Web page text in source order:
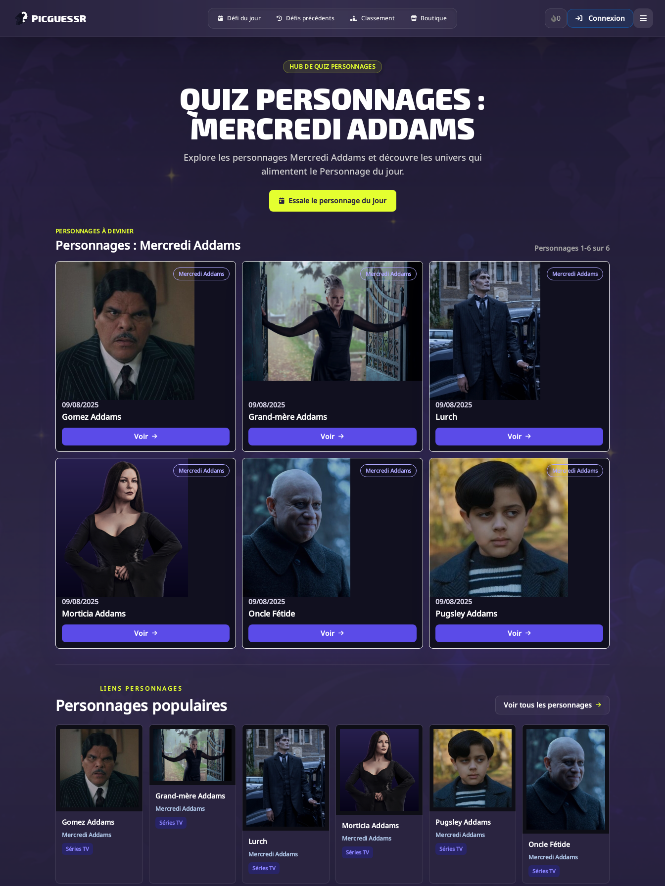
PICGUESSR Défi du jour Défis précédents Classement Boutique 0 Connexion
HUB DE QUIZ PERSONNAGES
QUIZ PERSONNAGES :
MERCREDI ADDAMS
Explore les personnages Mercredi Addams et découvre les univers qui
alimentent le Personnage du jour.
Essaie le personnage du jour
PERSONNAGES À DEVINER
Personnages : Mercredi Addams Personnages 1-6 sur 6
Mercredi Addams
09/08/2025
Gomez Addams
Voir
Mercredi Addams
09/08/2025
Grand-mère Addams
Voir
Mercredi Addams
09/08/2025
Lurch
Voir
Mercredi Addams
09/08/2025
Morticia Addams
Voir
Mercredi Addams
09/08/2025
Oncle Fétide
Voir
Mercredi Addams
09/08/2025
Pugsley Addams
Voir
LIENS PERSONNAGES
Personnages populaires Voir tous les personnages
Gomez Addams
Mercredi Addams
Séries TV
Grand-mère Addams
Mercredi Addams
Séries TV
Lurch
Mercredi Addams
Séries TV
Morticia Addams
Mercredi Addams
Séries TV
Pugsley Addams
Mercredi Addams
Séries TV Oncle Fétide
Mercredi Addams
Séries TV